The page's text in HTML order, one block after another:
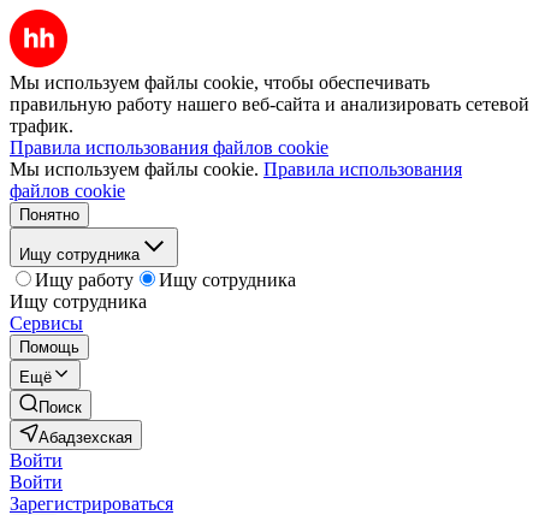
Мы используем файлы cookie, чтобы обеспечивать
правильную работу нашего веб-сайта и анализировать сетевой
трафик.
Правила использования файлов cookie
Мы используем файлы cookie. Правила использования
файлов cookie
Понятно
Ищу сотрудника
Ищу работу
Ищу сотрудника
Ищу сотрудника
Сервисы
Помощь
Ещё
Поиск
Абадзехская
Войти
Войти
Зарегистрироваться